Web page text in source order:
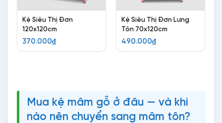
Kệ Siêu Thị Đơn
120x120cm
370.000₫
Kệ Siêu Thị Đơn Lưng
Tôn 70x120cm
490.000₫
Mua kệ mâm gỗ ở đâu — và khi
nào nên chuyển sang mâm tôn?